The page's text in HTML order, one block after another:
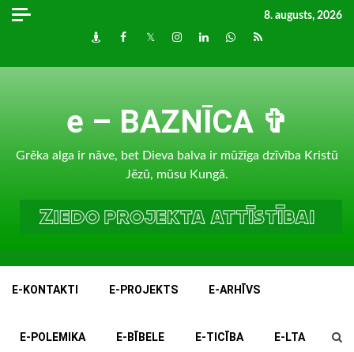
Skip
8. augusts, 2026
DraugiemFacebook
TwitterInstagram
LinkedInwhatsapp
RSS
e – BAZNĪCA ✞
Grēka alga ir nāve, bet Dieva balva ir mūžīga dzīvība Kristū
Jēzū, mūsu Kungā.
E-KONTAKTI E-PROJEKTS E-ARHĪVS
E-POLEMIKA E-BĪBELE E-TICĪBA E-LTA